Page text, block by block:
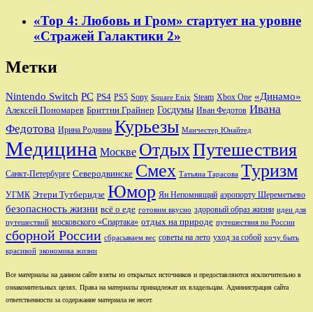
«Тор 4: Любовь и Гром» стартует на уровне
«Стражей Галактики 2»
Метки
Nintendo Switch PC PS4 PS5 Sony Square Enix Steam Xbox One «Динамо»
Алексей Пономарев Бриттни Грайнер Госдумы Иван Федотов Ивана
Федотова Ирина Роднина Курьезы Манчестер Юнайтед
Медицина Москве ОтдыхПутешествия
Санкт-Петербурге Северодвинске Смех Татьяна Тарасова Туризм
УГМК Этери Тутберидзе Юмор Ян Непомнящий аэропорту Шереметьево
безопасность жизни всё о еде готовим вкусно здоровый образ жизни идеи для
путешествий московского «Спартака» отдых на природе путешествия по России
сборной России сбрасываем вес советы на лето уход за собой хочу быть
красивой экономика жизни
Все материалы на данном сайте взяты из открытых источников и предоставляются исключительно в
ознакомительных целях. Права на материалы принадлежат их владельцам. Администрация сайта
ответственности за содержание материала не несет.